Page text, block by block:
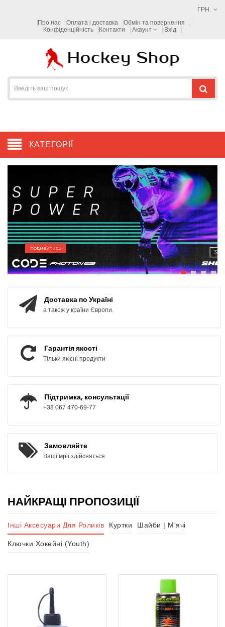
ГРН.
Про нас
Оплата і доставка
Обмін та повернення
Конфіденційність
Контакти Акаунт Вхід
КАТЕГОРІЇ
ПОДИВИТИСЬ
Доставка по Україні
а також у країни Європи.
Гарантія якості
Тільки якісні продукти
Підтримка, консультації
+38 067 470-69-77
Замовляйте
Ваші мрії здійсняться
НАЙКРАЩІ ПРОПОЗИЦІЇ
Інші Аксесуари Для Роликів Куртки Шайби | М'ячі
Ключки Хокейні (Youth)